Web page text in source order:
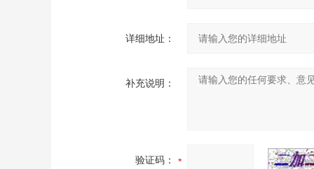
详细地址：
补充说明：
验证码：